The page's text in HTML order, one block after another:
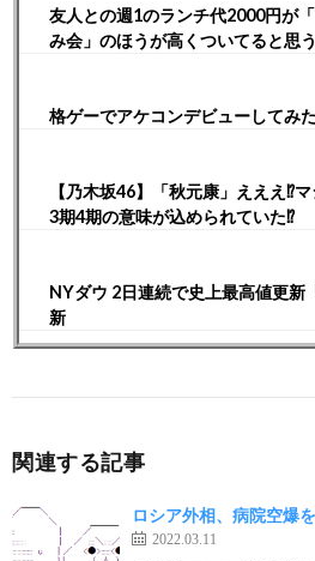
友人との週1のランチ代2000円が
み会」のほうが高くついてると思
格ゲーでアケコンデビューしてみ
【乃木坂46】「秋元康」えええ⁉︎
3期4期の意味が込められていた⁉︎
NYダウ 2日連続で史上最高値更新
新
関連する記事
ロシア外相、病院空爆
2022.03.11